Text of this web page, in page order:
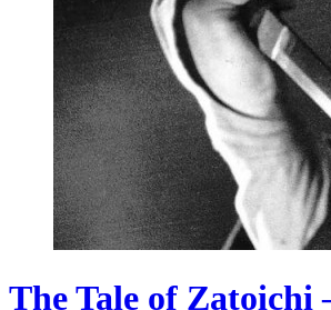
The Tale of Zatoichi